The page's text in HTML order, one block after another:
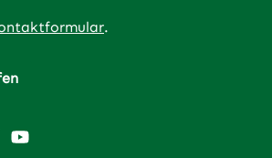
.
– öffnet in neuem Tab
vorbei – öffnet in neuem Tab
mit uns auf LinkedIn – öffnet in
auf Pinterest inspirieren – öffnet
dich mit uns auf Xing – öffnet
Sieh dir unsere Videos auf YouTube